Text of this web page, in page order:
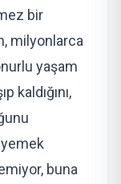
bir
milyonlarca
yaşam
kaldığını,
yemek
buna